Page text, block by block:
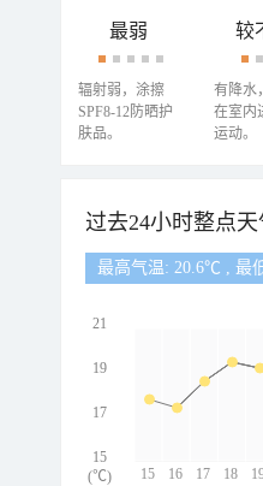
最弱
辐射弱，涂擦
SPF8-12防晒护
肤品。
较
有降水
在室内
运动。
过去24小时整点
最高气温: 20.6℃ , 最
15 16 17 18
21
19
17
15
(℃)